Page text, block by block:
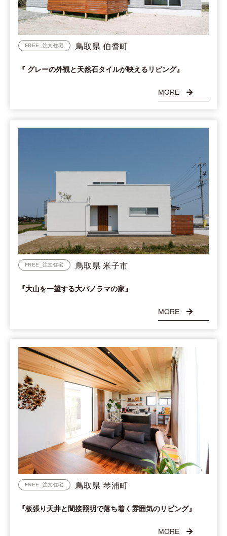
鳥取県 伯耆町
FREE_注文住宅
『 グレーの外観と天然石タイルが映えるリビング』
MORE
鳥取県 米子市
FREE_注文住宅
『大山を一望する大パノラマの家』
MORE
鳥取県 琴浦町
FREE_注文住宅
『板張り天井と間接照明で落ち着く雰囲気のリビング』
MORE